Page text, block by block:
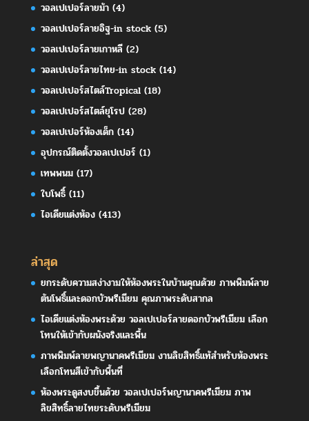
วอลเปเปอร์ลายม้า(4)
วอลเปเปอร์ลายอิฐ-in stock(5)
วอลเปเปอร์ลายเกาหลี(2)
วอลเปเปอร์ลายไทย-in stock(14)
วอลเปเปอร์สไตล์Tropical(18)
วอลเปเปอร์สไตล์ยุโรป(28)
วอลเปเปอร์ห้องเด็ก(14)
อุปกรณ์ติดตั้งวอลเปเปอร์ (1)
เทพพนม(17)
ใบโพธิ์(11)
ไอเดียแต่งห้อง(413)
ล่าสุด
ยกระดับความสง่างามให้ห้องพระในบ้านคุณด้วย ภาพพิมพ์ลาย
ต้นโพธิ์และดอกบัวพรีเมียม คุณภาพระดับสากล
ไอเดียแต่งห้องพระด้วย วอลเปเปอร์ลายดอกบัวพรีเมียม เลือก
โทนให้เข้ากับผนังจริงและพื้น
ภาพพิมพ์ลายพญานาคพรีเมียม งานลิขสิทธิ์แท้สำหรับห้องพระ
เลือกโทนสีเข้ากับพื้นที่
ห้องพระดูสงบขึ้นด้วย วอลเปเปอร์พญานาคพรีเมียม ภาพ
ลิขสิทธิ์ลายไทยระดับพรีเมียม